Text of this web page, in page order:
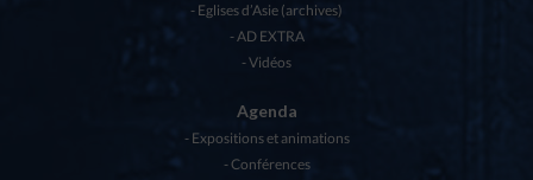
Eglises d’Asie (archives)
AD EXTRA
Vidéos
Agenda
Expositions et animations
Conférences